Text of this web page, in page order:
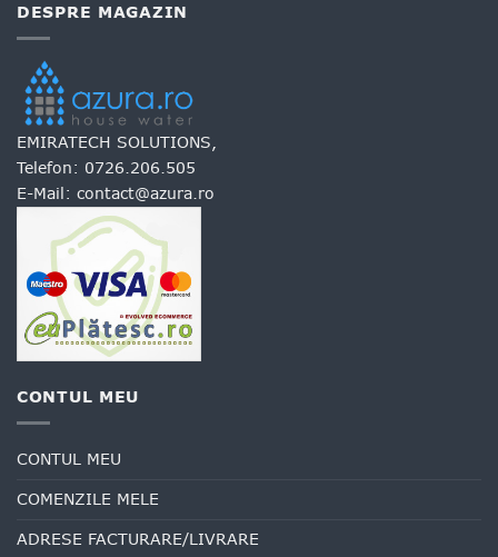
DESPRE MAGAZIN
EMIRATECH SOLUTIONS,
Telefon: 0726.206.505
E-Mail: contact@azura.ro
CONTUL MEU
CONTUL MEU
COMENZILE MELE
ADRESE FACTURARE/LIVRARE